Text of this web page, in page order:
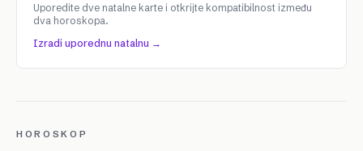
Uporedite dve natalne karte i otkrijte kompatibilnost između
dva horoskopa.
Izradi uporednu natalnu →
HOROSKOP